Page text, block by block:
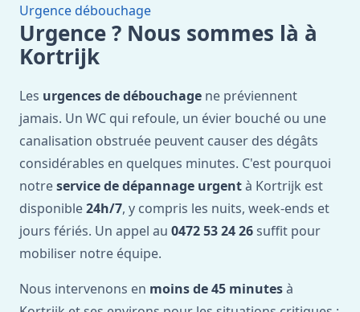
Urgence débouchage
Urgence ? Nous sommes là à
Kortrijk
Les urgences de débouchage ne préviennent
jamais. Un WC qui refoule, un évier bouché ou une
canalisation obstruée peuvent causer des dégâts
considérables en quelques minutes. C'est pourquoi
notreservice de dépannage urgentà Kortrijk est
disponible24h/7, y compris les nuits, week-ends et
jours fériés. Un appel au 0472 53 24 26 suffit pour
mobiliser notre équipe.
Nous intervenons en moins de 45 minutesà